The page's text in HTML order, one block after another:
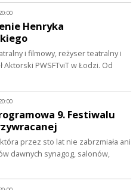
Henryka
i filmowy, reżyser teatralny i
Aktorski PWSFTviT w Łodzi. Od
9. Festiwalu
przez sto lat nie zabrzmiała ani
dawnych synagog, salonów,